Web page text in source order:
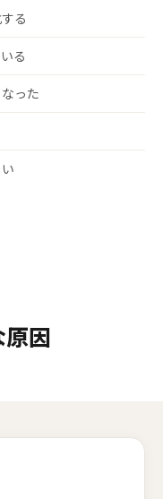
る
る
った
因